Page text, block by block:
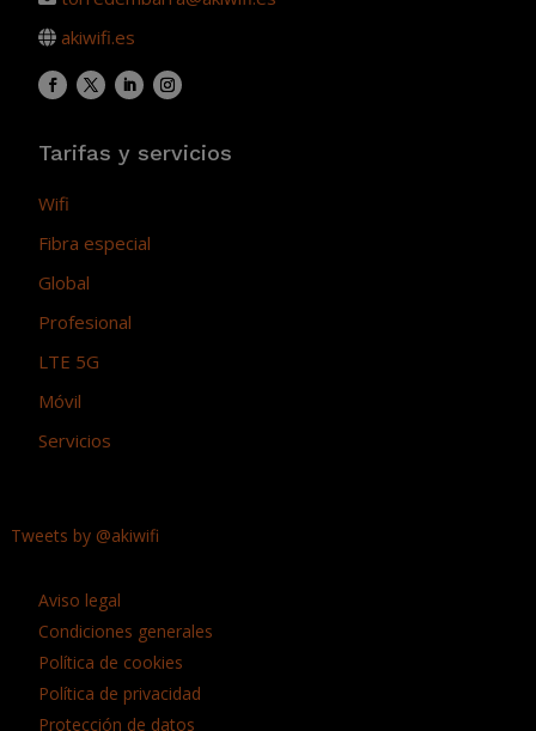
akiwifi.es
Tarifas y servicios
Wifi
Fibra especial
Global
Profesional
LTE 5G
Móvil
Servicios
Tweets by @akiwifi
Aviso legal
Condiciones generales
Política de cookies
Política de privacidad
Protección de datos